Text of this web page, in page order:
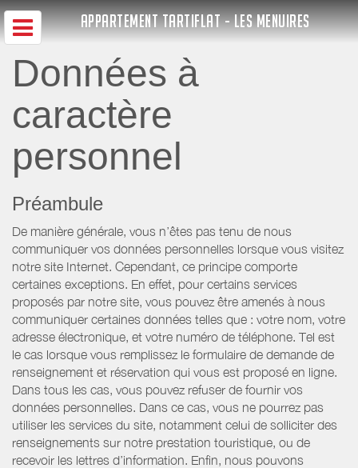
APPARTEMENT TARTIFLAT - LES MENUIRES
Données à
caractère
personnel
Préambule
De manière générale, vous n’êtes pas tenu de nous
communiquer vos données personnelles lorsque vous visitez
notre site Internet. Cependant, ce principe comporte
certaines exceptions. En effet, pour certains services
proposés par notre site, vous pouvez être amenés à nous
communiquer certaines données telles que : votre nom, votre
adresse électronique, et votre numéro de téléphone. Tel est
le cas lorsque vous remplissez le formulaire de demande de
renseignement et réservation qui vous est proposé en ligne.
Dans tous les cas, vous pouvez refuser de fournir vos
données personnelles. Dans ce cas, vous ne pourrez pas
utiliser les services du site, notamment celui de solliciter des
renseignements sur notre prestation touristique, ou de
recevoir les lettres d’information. Enfin, nous pouvons